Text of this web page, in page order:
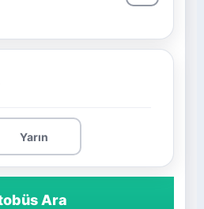
Yarın
Ara